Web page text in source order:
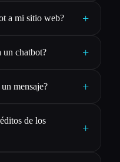
a mi sitio web? +
un chatbot? +
mensaje? +
de los
+